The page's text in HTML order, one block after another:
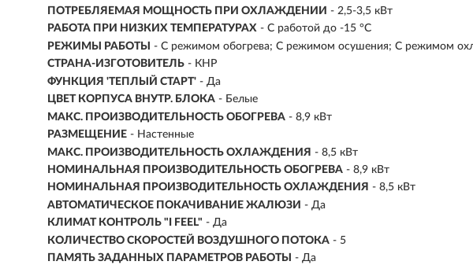
ПОТРЕБЛЯЕМАЯ МОЩНОСТЬ ПРИ ОХЛАЖДЕНИИ - 2,5-3,5 кВт
РАБОТА ПРИ НИЗКИХ ТЕМПЕРАТУРАХ - С работой до -15 °C
РЕЖИМЫ РАБОТЫ
- С режимом обогрева; С режимом осушения; С режимом
СТРАНА-ИЗГОТОВИТЕЛЬ - КНР
ФУНКЦИЯ 'ТЕПЛЫЙ СТАРТ' - Да
ЦВЕТ КОРПУСА ВНУТР. БЛОКА - Белые
МАКС. ПРОИЗВОДИТЕЛЬНОСТЬ ОБОГРЕВА - 8,9 кВт
РАЗМЕЩЕНИЕ - Настенные
МАКС. ПРОИЗВОДИТЕЛЬНОСТЬ ОХЛАЖДЕНИЯ - 8,5 кВт
НОМИНАЛЬНАЯ ПРОИЗВОДИТЕЛЬНОСТЬ ОБОГРЕВА - 8,9 кВт
НОМИНАЛЬНАЯ ПРОИЗВОДИТЕЛЬНОСТЬ ОХЛАЖДЕНИЯ - 8,5 кВт
АВТОМАТИЧЕСКОЕ ПОКАЧИВАНИЕ ЖАЛЮЗИ - Да
КЛИМАТ КОНТРОЛЬ "I FEEL" - Да
КОЛИЧЕСТВО СКОРОСТЕЙ ВОЗДУШНОГО ПОТОКА - 5
ПАМЯТЬ ЗАДАННЫХ ПАРАМЕТРОВ РАБОТЫ
- Да